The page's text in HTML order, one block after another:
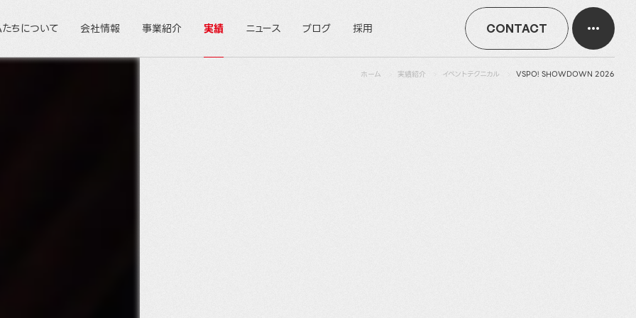
CONTACT
ちについて 会社情報 事業紹介 実績 ニュース ブログ 採用
ホーム 実績紹介 イベントテクニカル VSPO! SHOWDOWN 2026